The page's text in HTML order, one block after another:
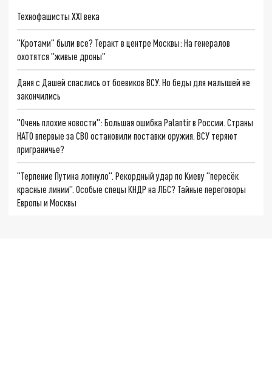
Технофашисты XXI века
"Кротами" были все? Теракт в центре Москвы: На генералов
охотятся "живые дроны"
Даня с Дашей спаслись от боевиков ВСУ. Но беды для малышей не
закончились
"Очень плохие новости": Большая ошибка Palantir в России. Страны
НАТО впервые за СВО остановили поставки оружия. ВСУ теряют
приграничье?
"Терпение Путина лопнуло". Рекордный удар по Киеву "пересёк
красные линии". Особые спецы КНДР на ЛБС? Тайные переговоры
Европы и Москвы